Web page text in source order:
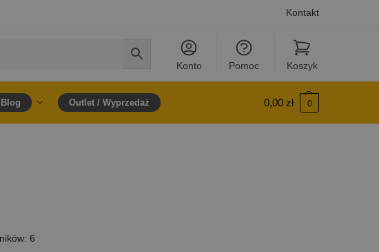
Kontakt
Konto Pomoc Koszyk
Blog Outlet / Wyprzedaż 0,00 zł 0
6